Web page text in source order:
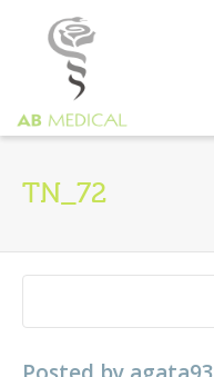
TN_72